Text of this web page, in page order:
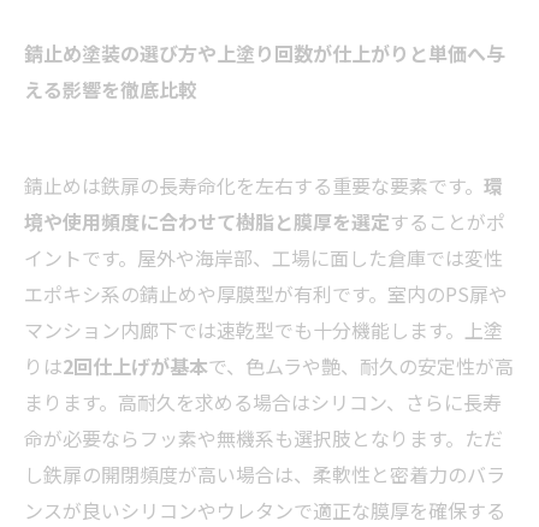
錆止め塗装の選び方や上塗り回数が仕上がりと単価へ与
える影響を徹底比較
錆止めは鉄扉の長寿命化を左右する重要な要素です。 環
境や使用頻度に合わせて樹脂と膜厚を選定することがポ
イントです。屋外や海岸部、工場に面した倉庫では変性
エポキシ系の錆止めや厚膜型が有利です。室内のPS扉や
マンション内廊下では速乾型でも十分機能します。上塗
りは2回仕上げが基本で、色ムラや艶、耐久の安定性が高
まります。高耐久を求める場合はシリコン、さらに長寿
命が必要ならフッ素や無機系も選択肢となります。ただ
し鉄扉の開閉頻度が高い場合は、柔軟性と密着力のバラ
ンスが良いシリコンやウレタンで適正な膜厚を確保する